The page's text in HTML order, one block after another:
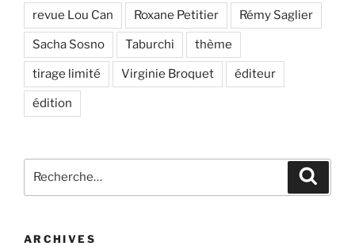
revue Lou Can Roxane Petitier Rémy Saglier
Sacha Sosno Taburchi thème
tirage limité Virginie Broquet éditeur
édition
pour
ARCHIVES